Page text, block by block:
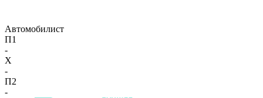
Автомобилист
П1
-
X
-
П2
-